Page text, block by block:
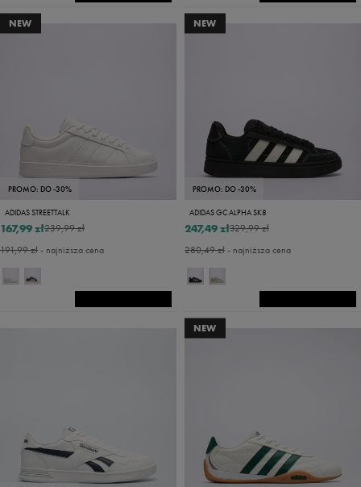
NEW
PROMO: DO -30%
ADIDAS STREETTALK
239,99 zł
167,99 zł
191,99 zł- najniższa cena
NEW
PROMO: DO -30%
ADIDAS GC ALPHA SK8
329,99 zł
247,49 zł
280,49 zł- najniższa cena
NEW